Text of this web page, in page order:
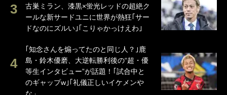
古巣ミラン、漆黒×蛍光レッドの超絶ク
ールな新サードユニに世界が熱狂｢サー
ドなのにズルい｣｢こりゃかっけえわ｣
｢知念さんを煽ってたのと同じ人？｣鹿
島・鈴木優磨、大逆転勝利後の“超・優
等生インタビュー”が話題！｢試合中と
のギャップw｣｢礼儀正しいイケメンや